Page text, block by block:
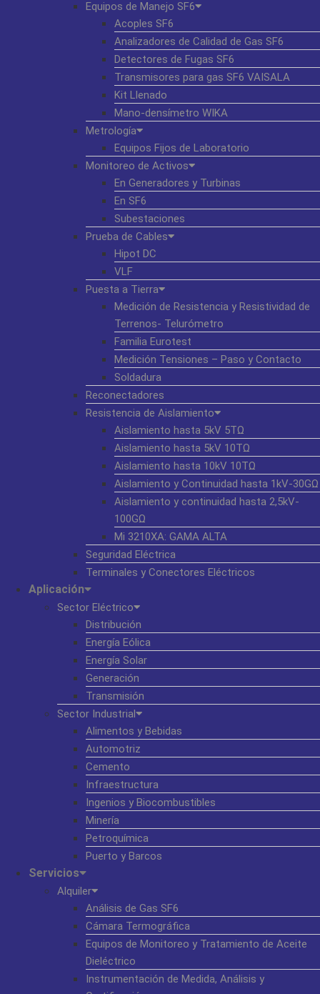
Equipos de Manejo SF6
Acoples SF6
Analizadores de Calidad de Gas SF6
Detectores de Fugas SF6
Transmisores para gas SF6 VAISALA
Kit Llenado
Mano-densímetro WIKA
Metrología
Equipos Fijos de Laboratorio
Monitoreo de Activos
En Generadores y Turbinas
En SF6
Subestaciones
Prueba de Cables
Hipot DC
VLF
Puesta a Tierra
Medición de Resistencia y Resistividad de
Terrenos- Telurómetro
Familia Eurotest
Medición Tensiones – Paso y Contacto
Soldadura
Reconectadores
Resistencia de Aislamiento
Aislamiento hasta 5kV 5TΩ
Aislamiento hasta 5kV 10TΩ
Aislamiento hasta 10kV 10TΩ
Aislamiento y Continuidad hasta 1kV-30GΩ
Aislamiento y continuidad hasta 2,5kV-
100GΩ
Mi 3210XA: GAMA ALTA
Seguridad Eléctrica
Terminales y Conectores Eléctricos
Aplicación
Sector Eléctrico
Distribución
Energía Eólica
Energía Solar
Generación
Transmisión
Sector Industrial
Alimentos y Bebidas
Automotriz
Cemento
Infraestructura
Ingenios y Biocombustibles
Minería
Petroquímica
Puerto y Barcos
Servicios
Alquiler
Análisis de Gas SF6
Cámara Termográfica
Equipos de Monitoreo y Tratamiento de Aceite
Dieléctrico
Instrumentación de Medida, Análisis y